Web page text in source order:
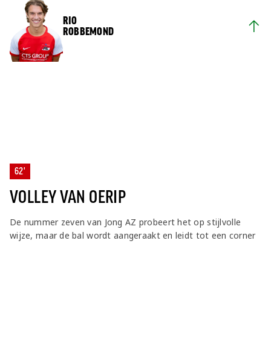
RIO
ROBBEMOND
62'
VOLLEY VAN OERIP
De nummer zeven van Jong AZ probeert het op stijlvolle
wijze, maar de bal wordt aangeraakt en leidt tot een corner